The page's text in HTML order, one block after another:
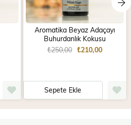
Aromatika Beyaz Adaçayı
Buhurdanlık Kokusu
₺210,00
₺250,00
Sepete Ekle